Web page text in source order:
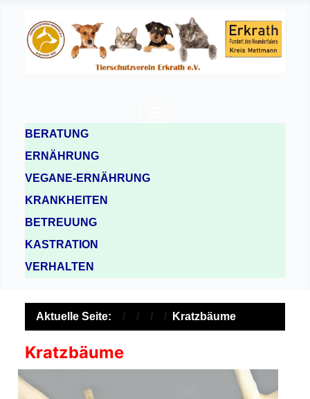
BERATUNG
ERNÄHRUNG
VEGANE-ERNÄHRUNG
KRANKHEITEN
BETREUUNG
KASTRATION
VERHALTEN
Aktuelle Seite: Kratzbäume
Kratzbäume